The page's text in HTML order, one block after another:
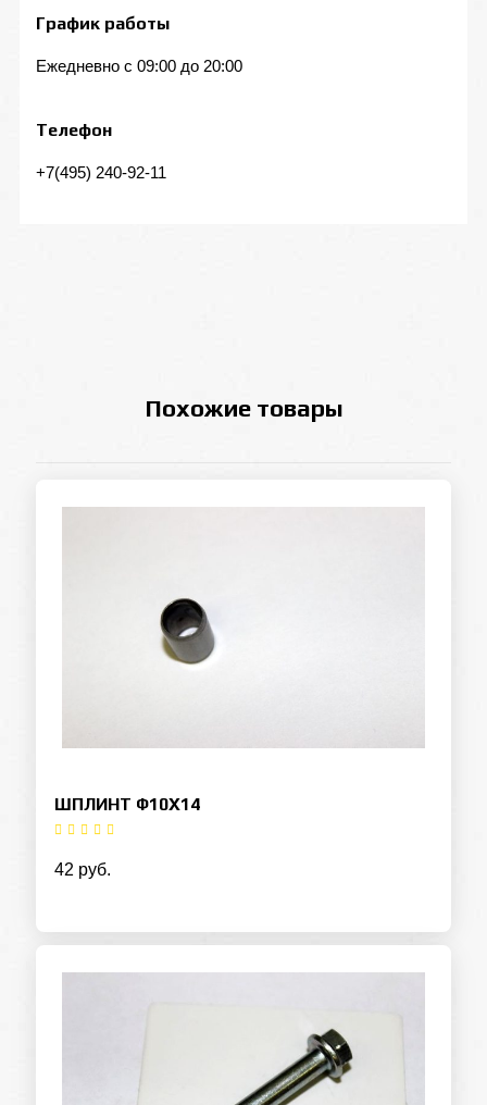
График работы
Ежедневно с 09:00 до 20:00
Телефон
+7(495) 240-92-11
Похожие товары
ШПЛИНТ Ф10Х14
42 руб.